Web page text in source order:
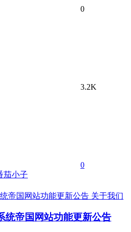
0
3.2K
0
茄小子
关于我们
统帝国网站功能更新公告